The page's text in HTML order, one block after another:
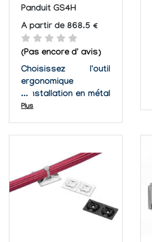
Panduit GS4H
A partir de 868.5 €
(Pas encore d' avis)
Choisissez l'outil
ergonomique
d'installation en métal
de Panduit pour
facile à utiliser,
n'exige aucun
entretien et est livré
avec une garantie de
20 ans pour protéger
Plus